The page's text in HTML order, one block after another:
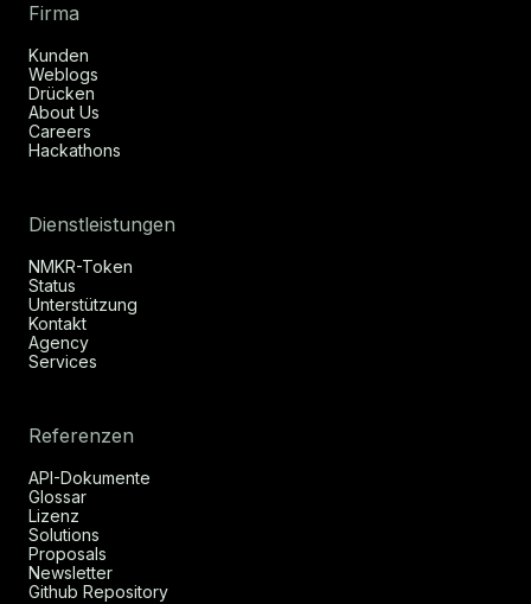
Firma
Kunden
Weblogs
Drücken
About Us
Careers
Hackathons
Dienstleistungen
NMKR-Token
Status
Unterstützung
Kontakt
Agency
Services
Referenzen
API-Dokumente
Glossar
Lizenz
Solutions
Proposals
Newsletter
Github Repository